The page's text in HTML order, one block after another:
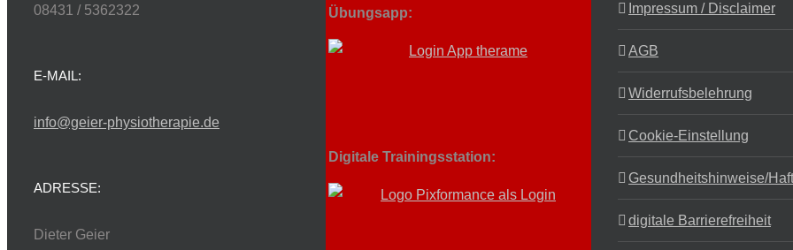
08431 / 5362322
E-MAIL:
info@geier-physiotherapie.de
ADRESSE:
Dieter Geier
Übungsapp:
Digitale Trainingsstation:
Impressum / Disclaimer
AGB
Widerrufsbelehrung
Cookie-Einstellung
Gesundheitshinweise/
digitale Barrierefreiheit